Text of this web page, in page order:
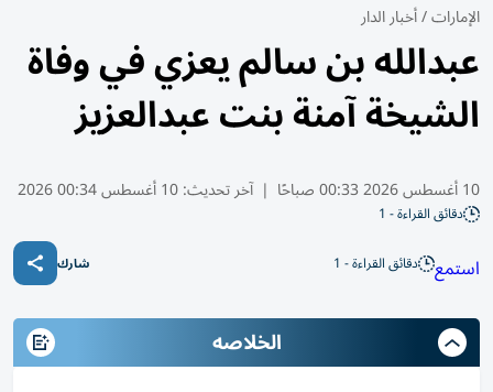
الإمارات/أخبار الدار
عبدالله بن سالم يعزي في وفاة
الشيخة آمنة بنت عبدالعزيز
10 أغسطس 2026 00:33 صباحًا | آخر تحديث:10 أغسطس 00:34 2026
دقائق القراءة - 1
استمع دقائق القراءة - 1 شارك
الخلاصه